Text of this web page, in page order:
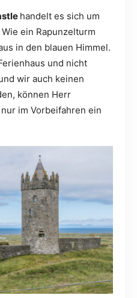
handelt es sich um
ein Rapunzelturm
in den blauen Himmel.
und nicht
wir auch keinen
können Herr
im Vorbeifahren ein